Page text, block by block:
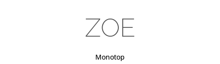
ZOE
Monotop